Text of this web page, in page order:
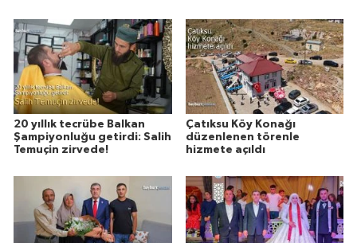
20 yıllık tecrübe Balkan
Şampiyonluğu getirdi: Salih
Temuçin zirvede!
Çatıksu Köy Konağı
düzenlenen törenle
hizmete açıldı